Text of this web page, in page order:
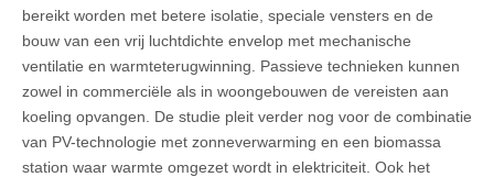
bereikt worden met betere isolatie, speciale vensters en de
bouw van een vrij luchtdichte envelop met mechanische
ventilatie en warmteterugwinning. Passieve technieken kunnen
zowel in commerciële als in woongebouwen de vereisten aan
koeling opvangen. De studie pleit verder nog voor de combinatie
van PV-technologie met zonneverwarming en een biomassa
station waar warmte omgezet wordt in elektriciteit. Ook het